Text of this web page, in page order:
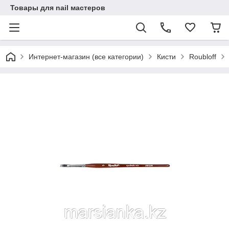
Товары для nail мастеров
Интернет-магазин (все категории) Кисти Roubloff